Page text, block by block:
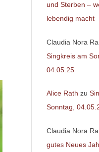
und Sterben –
lebendig macht
Claudia Nora
Singkreis am
04.05.25
Alice Rath zu
Sonntag,
Claudia Nora
gutes Neues